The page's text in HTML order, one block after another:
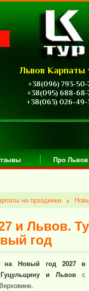
Львов Карпаты
+38(096) 793-50-
+38(095) 688-68-
+38(063) 026-49-
Про Львов
на праздники
и Львов.
год
на Новый год 2027 в
и Львов с